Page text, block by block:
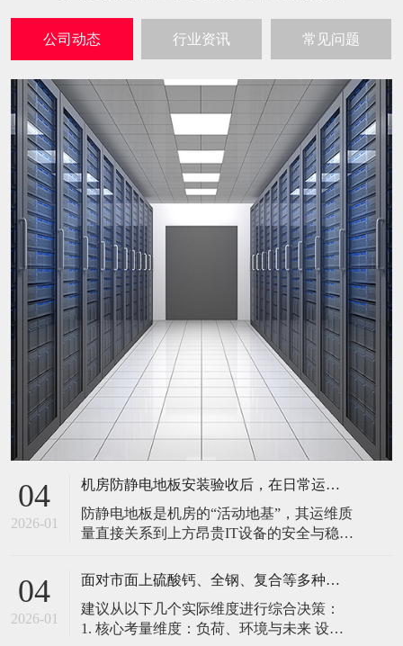
公司动态 行业资讯 常见问题
04
2026-01
机房防静电地板安装验收后，在日常运维中常常被忽视。请问，一套规范的、可操作的维护规程应包含哪些内容？有哪些“小问题”若不及时处理，会演变成“大故障”？
防静电地板是机房的“活动地基”，其运维质
量直接关系到上方昂贵IT设备的安全与稳
修，是保障其长期可靠的关键。 1. 建立分
由值班工程师执行）： 观： 巡检时观察地
面有无明显的水渍、油污或其它液体泼
04
2026-01
面对市面上硫酸钙、全钢、复合等多种类型的机房防静电地板，我们该如何科学选型？除了预算，更应该从哪些实际维度进行考量，以避免“过度配置”或“配置不足”？
建议从以下几个实际维度进行综合决策：
1. 核心考量维度：负荷、环境与未来 设备